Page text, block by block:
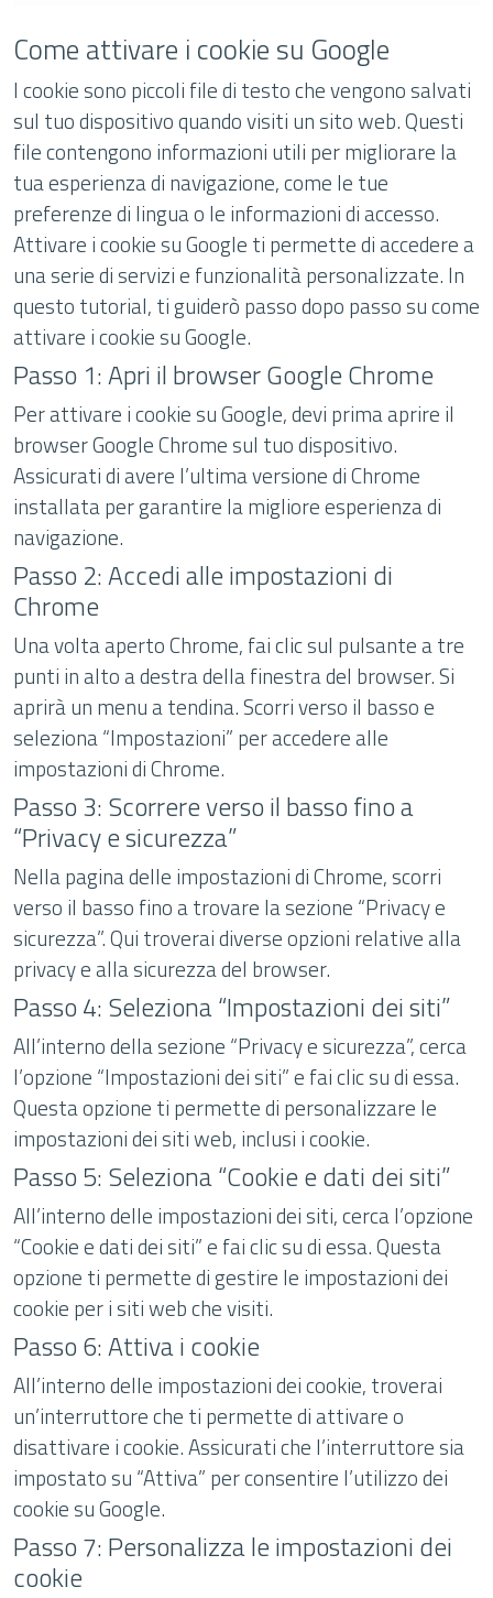
Come attivare i cookie su Google
I cookie sono piccoli file di testo che vengono salvati
sul tuo dispositivo quando visiti un sito web. Questi
file contengono informazioni utili per migliorare la
tua esperienza di navigazione, come le tue
preferenze di lingua o le informazioni di accesso.
Attivare i cookie su Google ti permette di accedere a
una serie di servizi e funzionalità personalizzate. In
questo tutorial, ti guiderò passo dopo passo su come
attivare i cookie su Google.
Passo 1: Apri il browser Google Chrome
Per attivare i cookie su Google, devi prima aprire il
browser Google Chrome sul tuo dispositivo.
Assicurati di avere l’ultima versione di Chrome
installata per garantire la migliore esperienza di
navigazione.
Passo 2: Accedi alle impostazioni di
Chrome
Una volta aperto Chrome, fai clic sul pulsante a tre
punti in alto a destra della finestra del browser. Si
aprirà un menu a tendina. Scorri verso il basso e
seleziona “Impostazioni” per accedere alle
impostazioni di Chrome.
Passo 3: Scorrere verso il basso fino a
“Privacy e sicurezza”
Nella pagina delle impostazioni di Chrome, scorri
verso il basso fino a trovare la sezione “Privacy e
sicurezza”. Qui troverai diverse opzioni relative alla
privacy e alla sicurezza del browser.
Passo 4: Seleziona “Impostazioni dei siti”
All’interno della sezione “Privacy e sicurezza”, cerca
l’opzione “Impostazioni dei siti” e fai clic su di essa.
Questa opzione ti permette di personalizzare le
impostazioni dei siti web, inclusi i cookie.
Passo 5: Seleziona “Cookie e dati dei siti”
All’interno delle impostazioni dei siti, cerca l’opzione
“Cookie e dati dei siti” e fai clic su di essa. Questa
opzione ti permette di gestire le impostazioni dei
cookie per i siti web che visiti.
Passo 6: Attiva i cookie
All’interno delle impostazioni dei cookie, troverai
un’interruttore che ti permette di attivare o
disattivare i cookie. Assicurati che l’interruttore sia
impostato su “Attiva” per consentire l’utilizzo dei
cookie su Google.
Passo 7: Personalizza le impostazioni dei
cookie